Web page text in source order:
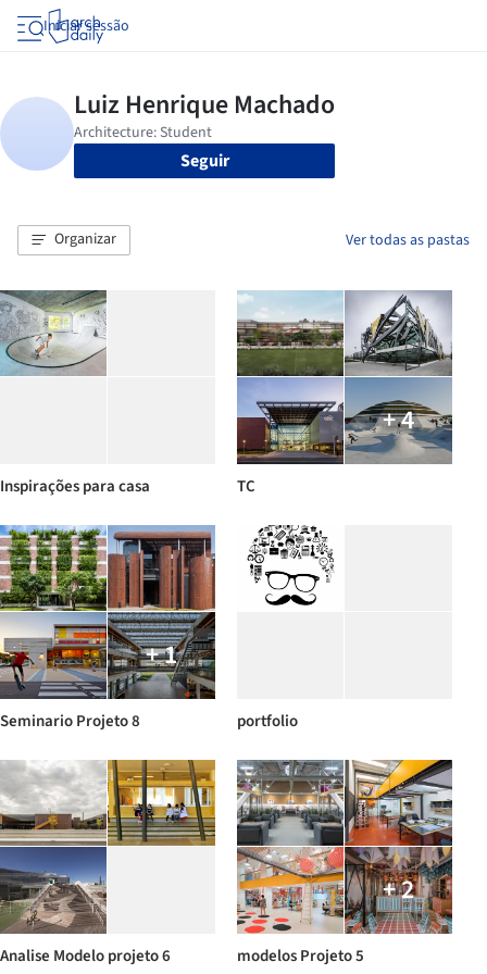
Iniciar sessão
Seguir
Organizar Ver todas as pastas
Inspirações para casa
+ 4
TC
+ 1
Seminario Projeto 8 portfolio
Analise Modelo projeto 6
+ 2
modelos Projeto 5